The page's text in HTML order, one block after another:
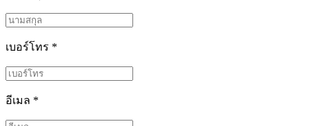
เบอร์โทร *
อีเมล *